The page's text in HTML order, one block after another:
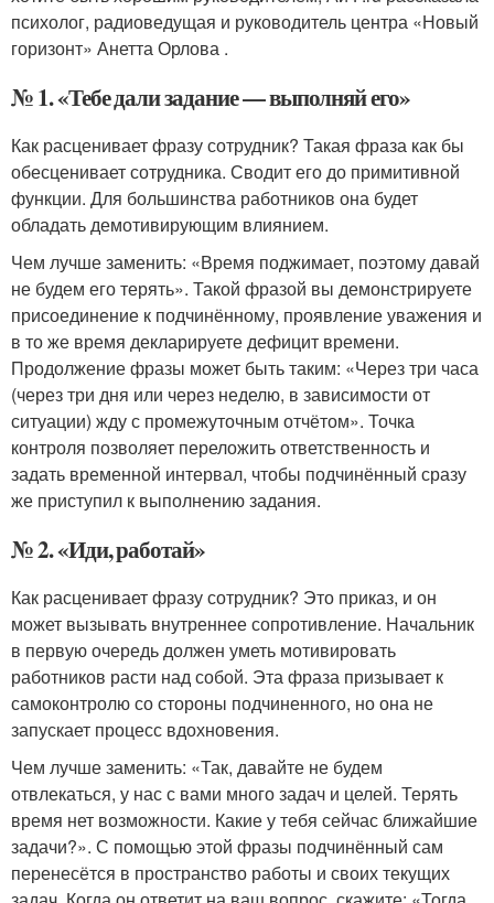
психолог, радиоведущая и руководитель центра «Новый
горизонт» Анетта Орлова .
№ 1. «Тебе дали задание — выполняй его»
Как расценивает фразу сотрудник? Такая фраза как бы
обесценивает сотрудника. Сводит его до примитивной
функции. Для большинства работников она будет
обладать демотивирующим влиянием.
Чем лучше заменить: «Время поджимает, поэтому давай
не будем его терять». Такой фразой вы демонстрируете
присоединение к подчинённому, проявление уважения и
в то же время декларируете дефицит времени.
Продолжение фразы может быть таким: «Через три часа
(через три дня или через неделю, в зависимости от
ситуации) жду с промежуточным отчётом». Точка
контроля позволяет переложить ответственность и
задать временной интервал, чтобы подчинённый сразу
же приступил к выполнению задания.
№ 2. «Иди, работай»
Как расценивает фразу сотрудник? Это приказ, и он
может вызывать внутреннее сопротивление. Начальник
в первую очередь должен уметь мотивировать
работников расти над собой. Эта фраза призывает к
самоконтролю со стороны подчиненного, но она не
запускает процесс вдохновения.
Чем лучше заменить: «Так, давайте не будем
отвлекаться, у нас с вами много задач и целей. Терять
время нет возможности. Какие у тебя сейчас ближайшие
задачи?». С помощью этой фразы подчинённый сам
перенесётся в пространство работы и своих текущих